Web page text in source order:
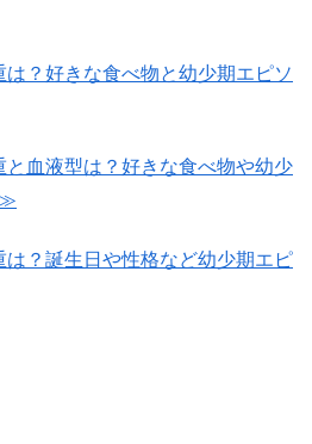
？好きな食べ物と幼少期エピソ
血液型は？好きな食べ物や幼少
？誕生日や性格など幼少期エピ